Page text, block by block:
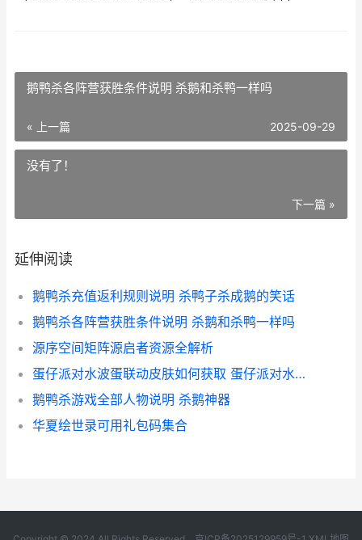
鹅鸭杀各阵营获胜条件说明 杀鹅和杀鸭一样吗
« 上一篇 2025-09-29
没有了！
下一篇 »
延伸阅读
鹅鸭杀充值返利规则说明 杀鸭子杀成鹅的笑话
鹅鸭杀各阵营获胜条件说明 杀鹅和杀鸭一样吗
源序空间矩阵源启者资源全解析
蛋仔派对水波蛋联动皮肤如何获取 蛋仔派对水波蛋的画法
鹅鸭杀游戏全部人物说明 杀鹅神器
华夏绘世录可用礼包码集合